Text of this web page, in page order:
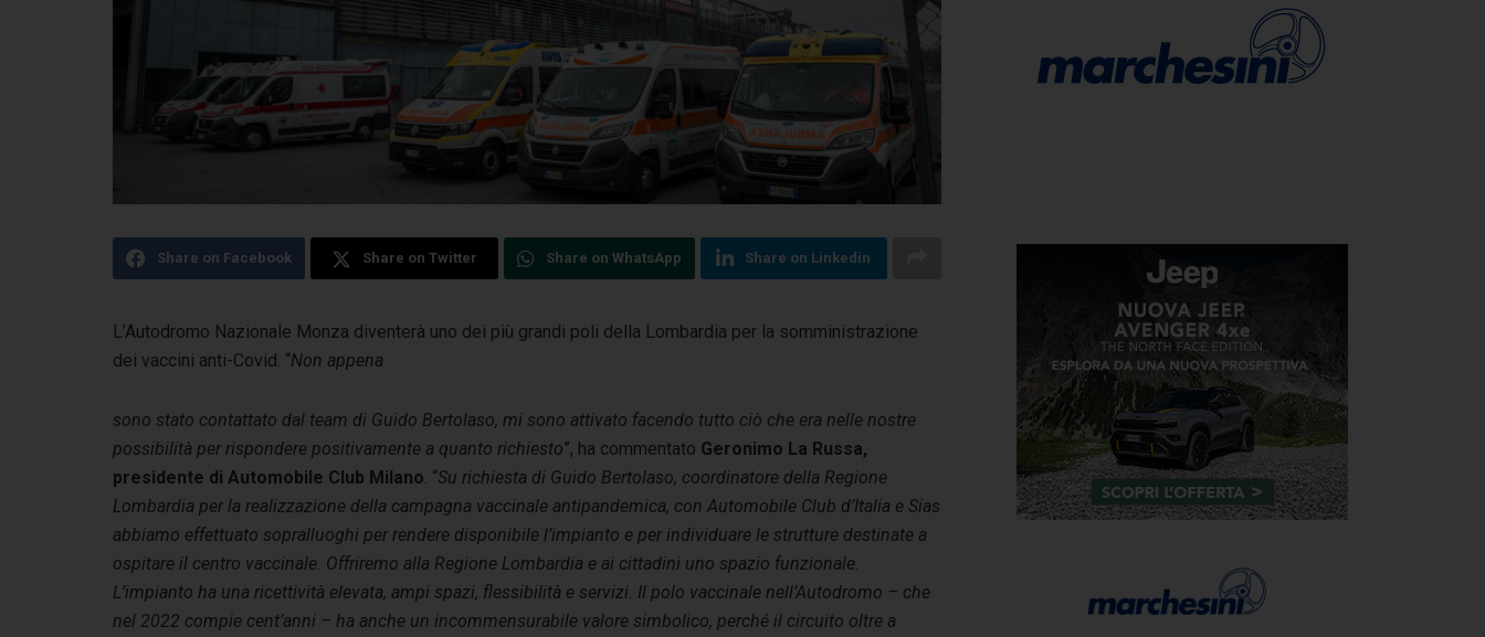
Share on Facebook Share on Twitter Share on WhatsApp Share on Linkedin
L’Autodromo Nazionale Monza diventerà uno dei più grandi poli della Lombardia per la somministrazione
dei vaccini anti-Covid. “Non appena
sono stato contattato dal team di Guido Bertolaso, mi sono attivato facendo tutto ciò che era nelle nostre
possibilità per rispondere positivamente a quanto richiesto”, ha commentato Geronimo La Russa,
presidente di Automobile Club Milano . “Su richiesta di Guido Bertolaso, coordinatore della Regione
Lombardia per la realizzazione della campagna vaccinale antipandemica, con Automobile Club d’Italia e Sias
abbiamo effettuato sopralluoghi per rendere disponibile l’impianto e per individuare le strutture destinate a
ospitare il centro vaccinale. Offriremo alla Regione Lombardia e ai cittadini uno spazio funzionale.
L’impianto ha una ricettività elevata, ampi spazi, flessibilità e servizi. Il polo vaccinale nell’Autodromo – che
nel 2022 compie cent’anni – ha anche un incommensurabile valore simbolico, perché il circuito oltre a